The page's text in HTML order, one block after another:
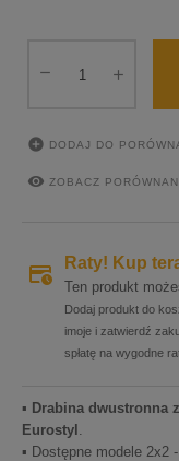
 DODAJ DO
 ZOBACZ
Raty! Kup
Ten produkt
Dodaj produkt do
imoje i zatwierdź
spłatę na wygodne
▪ Drabina dwustronna
Eurostyl .
▪ Dostępne modele 2x2